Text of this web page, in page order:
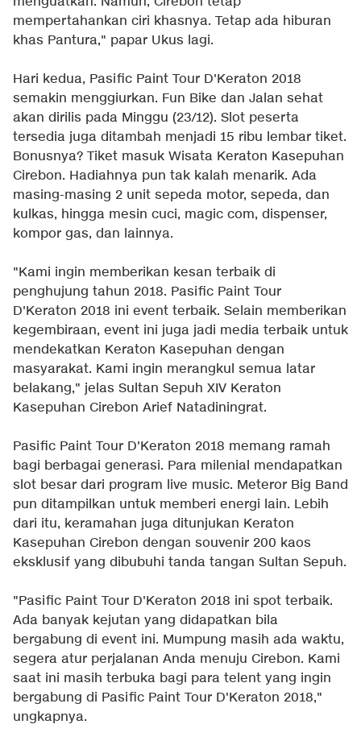
mempertahankan ciri khasnya. Tetap ada hiburan
khas Pantura," papar Ukus lagi.
Hari kedua, Pasific Paint Tour D'Keraton 2018
semakin menggiurkan. Fun Bike dan Jalan sehat
akan dirilis pada Minggu (23/12). Slot peserta
tersedia juga ditambah menjadi 15 ribu lembar tiket.
Bonusnya? Tiket masuk Wisata Keraton Kasepuhan
Cirebon. Hadiahnya pun tak kalah menarik. Ada
masing-masing 2 unit sepeda motor, sepeda, dan
kulkas, hingga mesin cuci, magic com, dispenser,
kompor gas, dan lainnya.
"Kami ingin memberikan kesan terbaik di
penghujung tahun 2018. Pasific Paint Tour
D'Keraton 2018 ini event terbaik. Selain memberikan
kegembiraan, event ini juga jadi media terbaik untuk
mendekatkan Keraton Kasepuhan dengan
masyarakat. Kami ingin merangkul semua latar
belakang," jelas Sultan Sepuh XIV Keraton
Kasepuhan Cirebon Arief Natadiningrat.
Pasific Paint Tour D'Keraton 2018 memang ramah
bagi berbagai generasi. Para milenial mendapatkan
slot besar dari program live music. Meteror Big Band
pun ditampilkan untuk memberi energi lain. Lebih
dari itu, keramahan juga ditunjukan Keraton
Kasepuhan Cirebon dengan souvenir 200 kaos
eksklusif yang dibubuhi tanda tangan Sultan Sepuh.
"Pasific Paint Tour D'Keraton 2018 ini spot terbaik.
Ada banyak kejutan yang didapatkan bila
bergabung di event ini. Mumpung masih ada waktu,
segera atur perjalanan Anda menuju Cirebon. Kami
saat ini masih terbuka bagi para telent yang ingin
bergabung di Pasific Paint Tour D'Keraton 2018,"
ungkapnya.